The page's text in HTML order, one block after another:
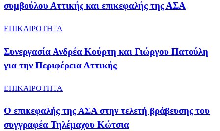
συμβούλου Αττικής και επικεφαλής της ΑΣΑ
ΕΠΙΚΑΙΡΟΤΗΤΑ
Συνεργασία Ανδρέα Κούρτη και Γιώργου Πατούλη
για την Περιφέρεια Αττικής
ΕΠΙΚΑΙΡΟΤΗΤΑ
Ο επικεφαλής της ΑΣΑ στην τελετή βράβευσης του
συγγραφέα Τηλέμαχου Κώτσια